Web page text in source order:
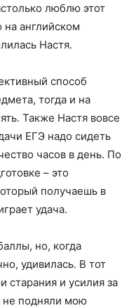
люблю этот
английском
Настя.
способ
тогда и на
Также Настя вовсе
ЕГЭ надо сидеть
часов в день. По
– это
получаешь в
удача.
но, когда
удивилась. В тот
старания и усилия за
не подняли мою